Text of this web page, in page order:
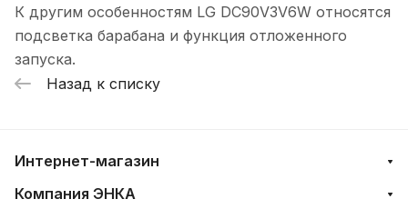
К другим особенностям LG DC90V3V6W относятся
подсветка барабана и функция отложенного
запуска.
Назад к списку
Интернет-магазин
Компания ЭНКА